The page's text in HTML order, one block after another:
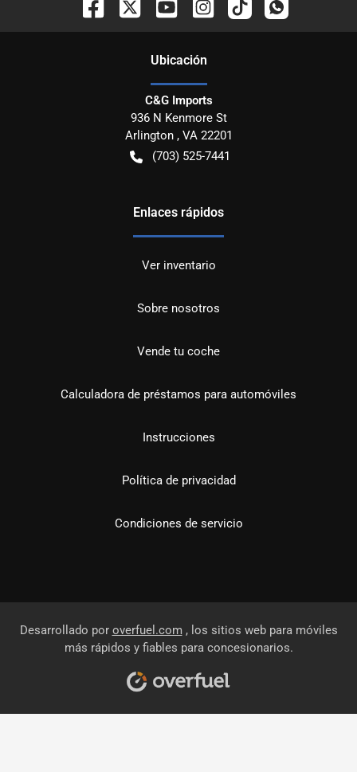
Ubicación
C&G Imports
936 N Kenmore St
Arlington, VA 22201
(703) 525-7441
Enlaces rápidos
Ver inventario
Sobre nosotros
Vende tu coche
Calculadora de préstamos para automóviles
Instrucciones
Política de privacidad
Condiciones de servicio
Desarrollado por overfuel.com , los sitios web para móviles
más rápidos y fiables para concesionarios.